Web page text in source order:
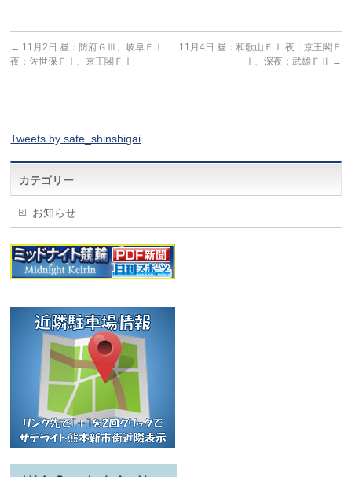
← 11月2日 昼：防府ＧⅢ、岐阜ＦⅠ
夜：佐世保ＦⅠ、京王閣ＦⅠ
11月4日 昼：和歌山ＦⅠ 夜：京王閣Ｆ
Ⅰ、深夜：武雄ＦⅡ
→
Tweets by sate_shinshigai
カテゴリー
お知らせ